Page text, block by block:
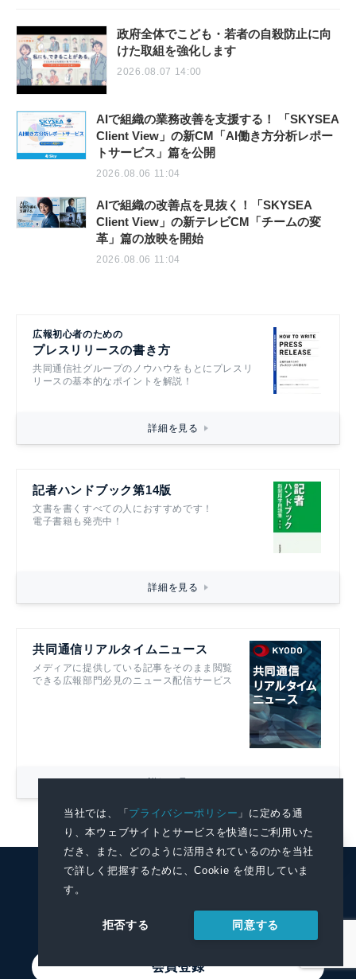
当社では、「プライバシーポリシー 」に定める通
り、本ウェブサイトとサービスを快適にご利用いた
だき、また、どのように活用されているのかを当社
で詳しく把握するために、Cookie を使用していま
す。
拒否する 同意する
政府全体でこども・若者の自殺防止に向
けた取組を強化します
2026.08.07 14:00
AIで組織の業務改善を支援する！ 「SKYSEA
Client View」の新CM「AI働き方分析レポー
トサービス」篇を公開
2026.08.06 11:04
AIで組織の改善点を見抜く！「SKYSEA
Client View」の新テレビCM「チームの変
革」篇の放映を開始
2026.08.06 11:04
広報初心者のための
プレスリリースの書き方
共同通信社グループのノウハウをもとにプレスリ
リースの基本的なポイントを解説！
詳細を見る
記者ハンドブック第14版
文書を書くすべての人におすすめです！
電子書籍も発売中！
詳細を見る
共同通信リアルタイムニュース
メディアに提供している記事をそのまま閲覧
できる広報部門必見のニュース配信サービス
PRWIRE
会員登録